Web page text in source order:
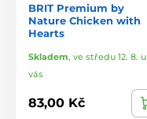
BRIT Premium by
Nature Chicken with
Hearts
Skladem, ve středu 12. 8. u
vás
83,00 Kč